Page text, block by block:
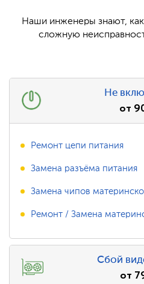
Наши инженеры знают,
сложную
Не
от
Ремонт цепи питания
Замена разъёма питания
Замена чипов
Ремонт / Замена
Сбой
от